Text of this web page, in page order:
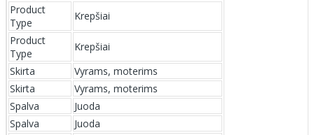
Product
Type
Krepšiai
Product
Type
Krepšiai
Skirta
Vyrams, moterims
Skirta
Vyrams, moterims
Spalva
Juoda
Spalva
Juoda